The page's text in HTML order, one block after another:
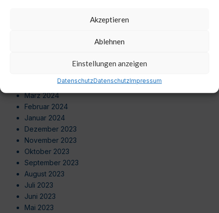
Akzeptieren
Ablehnen
Einstellungen anzeigen
DatenschutzDatenschutzImpressum
März 2024
Februar 2024
Januar 2024
Dezember 2023
November 2023
Oktober 2023
September 2023
August 2023
Juli 2023
Juni 2023
Mai 2023